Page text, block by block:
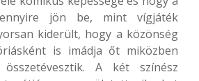
jön be, mint vígjáték
kiderült, hogy a közönség
is imádja őt miközben
A két színész